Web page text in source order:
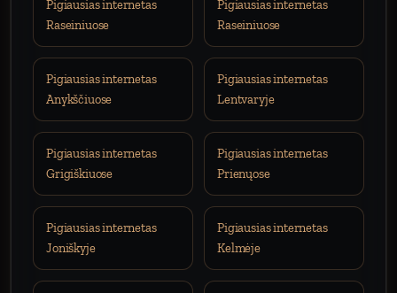
Pigiausias internetas
Raseiniuose
Pigiausias internetas
Raseiniuose
Pigiausias internetas
Anykščiuose
Pigiausias internetas
Lentvaryje
Pigiausias internetas
Grigiškiuose
Pigiausias internetas
Prienųose
Pigiausias internetas
Joniškyje
Pigiausias internetas
Kelmėje